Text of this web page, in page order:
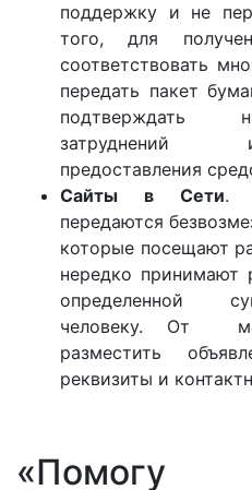
поддержку и не
того, для
соответствовать
передать пакет
подтверждать
затруднений
предоставления
Сайты в Сети.
передаются
которые посещают
нередко принимают
определенной
человеку. От
разместить
реквизиты и
«Помогу